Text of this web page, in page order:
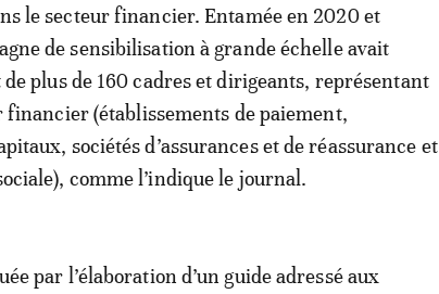
le secteur financier. Entamée en 2020 et
de sensibilisation à grande échelle avait
plus de 160 cadres et dirigeants, représentant
financier (établissements de paiement,
sociétés d’assurances et de réassurance et
comme l’indique le journal.
par l’élaboration d’un guide adressé aux